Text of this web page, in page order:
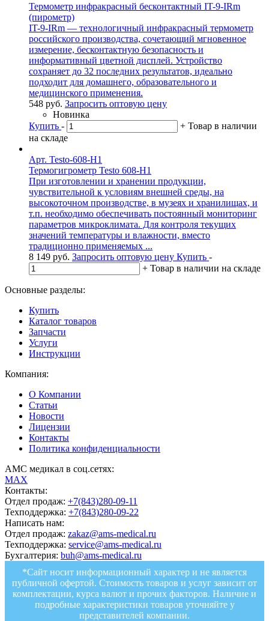
Термометр инфракрасный бесконтактный IT-9-IRm
(пирометр)
IT-9-IRm — технологичный инфракрасный термометр
российского производства, сочетающий мгновенное
измерение, бесконтактную безопасность и
информативный цветной дисплей. Устройство
сохраняет до 32 последних результатов, идеально
подходит для домашнего, образовательного и
медицинского применения.
548 руб. Запросить оптовую цену
Новинка
Купить - + Товар в наличии
на складе
Арт. Testo-608-H1
Термогигрометр Testo 608-H1
При изготовлении и хранении продукции,
чувствительной к условиям внешней среды, на
высокоточном производстве, в музеях и хранилищах, и
т.п. необходимо обеспечивать постоянный мониторинг
параметров микроклимата. Для контроля текущих
значений температуры и влажности, вместо
традиционно применяемых ...
8 149 руб. Запросить оптовую цену Купить -
+ Товар в наличии на складе
Основные разделы:
Купить
Каталог товаров
Запчасти
Услуги
Инструкции
Компания:
О Компании
Статьи
Новости
Лицензии
Контакты
Политика конфиденциальности
АМС медикал в соц.сетях:
MAX
Контакты:
Отдел продаж: +7(843)280-09-11
Техподдержка: +7(843)280-09-22
Написать нам:
Отдел продаж: zakaz@ams-medical.ru
Техподдержка: service@ams-medical.ru
Бухгалтерия: buh@ams-medical.ru
*Сайт носит информационный характер и не является
публичной офертой. Стоимость товаров и услуг зависит от
комплектации, курса валют и прочих факторов. Наличие и
подробные характеристики товаров уточняйте у
представителей компании.